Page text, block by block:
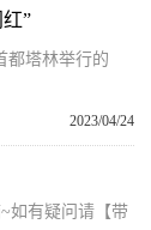
”
都塔林举行的
2023/04/24
如有疑问请【带